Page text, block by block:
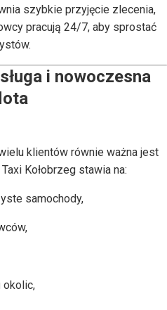
szybkie przyjęcie zlecenia,
pracują 24/7, aby sprostać
i nowoczesna
klientów równie ważna jest
Kołobrzeg stawia na:
samochody,
okolic,